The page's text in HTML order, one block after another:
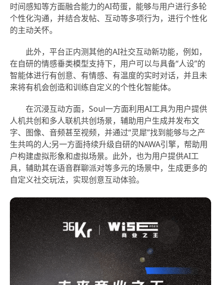
时间感知等方面融合能力的AI苟蛋，能够与用户进行多轮
个性化沟通，并结合发帖、互动等多项行为，进行个性化
的主动关怀。
此外，平台正内测其他的AI社交互动新功能，例如，
在自研的情感垂类模型支持下，用户可以与具备“人设”的
智能体进行有创意、有情感、有温度的实时对话，并且未
来将有机会创造和训练自定义的个性化智能体。
在沉浸互动方面，Soul一方面利用AI工具为用户提供
人机共创和多人联机共创场景，辅助用户生成并发布文
字、图像、音频甚至视频，并通过“灵犀”找到能够与之产
生共鸣的人;另一方面持续升级自研的NAWA引擎，帮助用
户构建虚拟形象和虚拟场景。此外，也为用户提供AI工
具，辅助其在语音群聊派对等多元的场景中，生成更多的
自定义社交玩法，实现创意互动体验。